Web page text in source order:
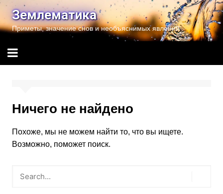
Перейти
содержимому
Землематика
Приметы, значение снов и необъяснимых явлений
Ничего не найдено
Похоже, мы не можем найти то, что вы ищете.
Возможно, поможет поиск.